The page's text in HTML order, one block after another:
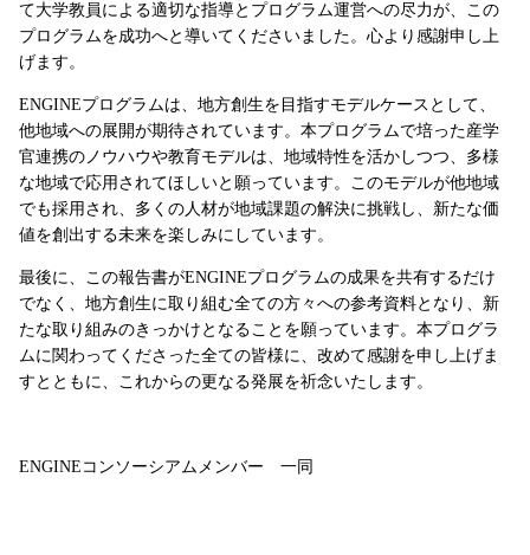
て大学教員による適切な指導とプログラム運営への尽力が、この
プログラムを成功へと導いてくださいました。心より感謝申し上
げます。
ENGINEプログラムは、地方創生を目指すモデルケースとして、
他地域への展開が期待されています。本プログラムで培った産学
官連携のノウハウや教育モデルは、地域特性を活かしつつ、多様
な地域で応用されてほしいと願っています。このモデルが他地域
でも採用され、多くの人材が地域課題の解決に挑戦し、新たな価
値を創出する未来を楽しみにしています。
最後に、この報告書がENGINEプログラムの成果を共有するだけ
でなく、地方創生に取り組む全ての方々への参考資料となり、新
たな取り組みのきっかけとなることを願っています。本プログラ
ムに関わってくださった全ての皆様に、改めて感謝を申し上げま
すとともに、これからの更なる発展を祈念いたします。
ENGINEコンソーシアムメンバー 一同